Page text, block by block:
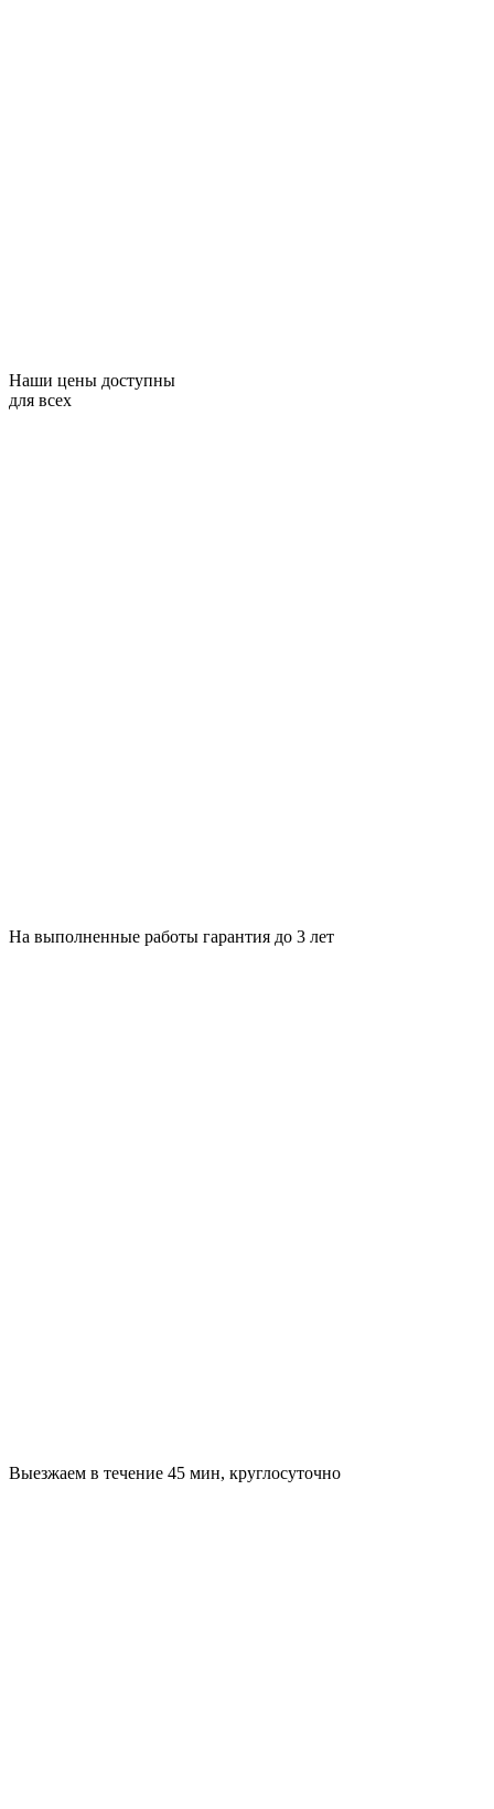
Наши цены доступны
для всех
На выполненные работы гарантия до 3 лет
Выезжаем в течение 45 мин, круглосуточно